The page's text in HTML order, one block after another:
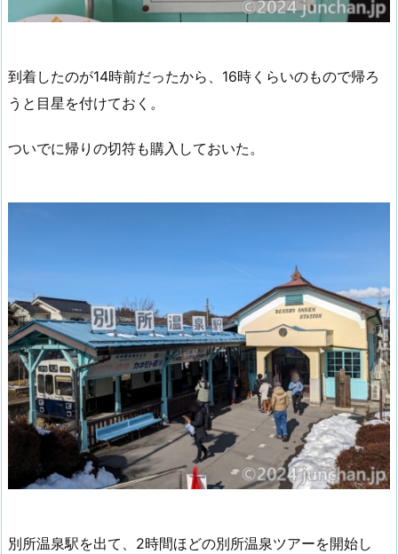
到着したのが14時前だったから、16時くらいのもので帰ろ
うと目星を付けておく。
ついでに帰りの切符も購入しておいた。
別所温泉駅を出て、2時間ほどの別所温泉ツアーを開始し